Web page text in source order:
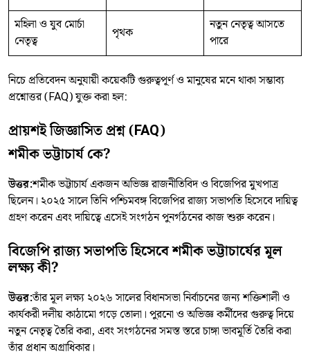
মহিলা ও যুব মোর্চা
নেতৃত্ব
পৃথক
নতুন নেতৃত্ব আসতে
পারে
নিচে প্রতিবেদন অনুযায়ী কয়েকটি গুরুত্বপূর্ণ ও মানুষের মনে থাকা সম্ভাব্য
প্রশ্নোত্তর (FAQ) যুক্ত করা হল:
প্রায়শই জিজ্ঞাসিত প্রশ্ন (FAQ)
শমীক ভট্টাচার্য কে?
উত্তর:শমীক ভট্টাচার্য একজন অভিজ্ঞ রাজনীতিবিদ ও বিজেপির মুখপাত্র
ছিলেন। ২০২৫ সালে তিনি পশ্চিমবঙ্গ বিজেপির রাজ্য সভাপতি হিসেবে দায়িত্ব
গ্রহণ করেন এবং দায়িত্বে এসেই সংগঠন পুনর্গঠনের কাজ শুরু করেন।
বিজেপি রাজ্য সভাপতি হিসেবে শমীক ভট্টাচার্যের মূল
লক্ষ্য কী?
উত্তর:তাঁর মূল লক্ষ্য ২০২৬ সালের বিধানসভা নির্বাচনের জন্য শক্তিশালী ও
কার্যকরী দলীয় কাঠামো গড়ে তোলা। পুরনো ও অভিজ্ঞ কর্মীদের গুরুত্ব দিয়ে
নতুন নেতৃত্ব তৈরি করা, এবং সংগঠনের সমস্ত স্তরে চাঙ্গা ভাবমূর্তি তৈরি করা
তাঁর প্রধান অগ্রাধিকার।